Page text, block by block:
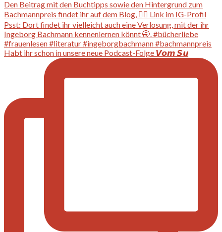
Habt ihr schon in unsere neue Podcast-Folge 𝙑𝙤𝙢 𝙎𝙪